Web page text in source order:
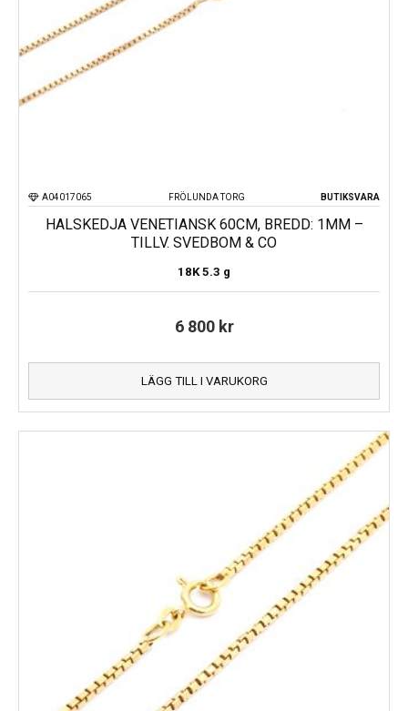
FRÖLUNDA TORG
A04017065 BUTIKSVARA
HALSKEDJA VENETIANSK 60CM, BREDD: 1MM –
TILLV. SVEDBOM & CO
18K 5.3 g
6 800 kr
LÄGG TILL I VARUKORG